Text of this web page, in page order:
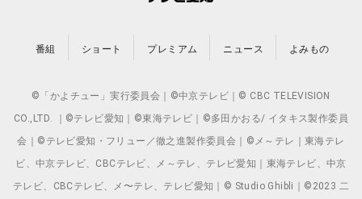
番組 ショート プレミアム ニュース よみもの
©「かよチュー」実行委員会｜©中京テレビ｜© CBC TELEVISION
CO.,LTD. ｜©テレビ愛知｜©東海テレビ｜©多田かおる/ イタキス製作委員
会｜©テレビ愛知・フリュー／徹之進製作委員会｜©メ～テレ｜東海テレ
ビ、中京テレビ、CBCテレビ、メ～テレ、テレビ愛知｜東海テレビ、中京
テレビ、CBCテレビ、メ〜テレ、テレビ愛知｜© Studio Ghibli｜©2023 二